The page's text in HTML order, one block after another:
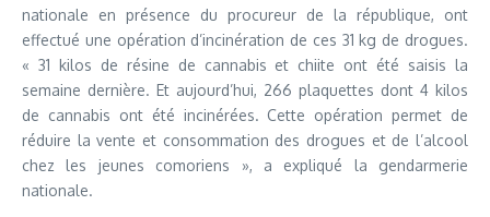
nationale en présence du procureur de la république, ont
effectué une opération d’incinération de ces 31 kg de drogues.
« 31 kilos de résine de cannabis et chiite ont été saisis la
semaine dernière. Et aujourd’hui, 266 plaquettes dont 4 kilos
de cannabis ont été incinérées. Cette opération permet de
réduire la vente et consommation des drogues et de l’alcool
chez les jeunes comoriens », a expliqué la gendarmerie
nationale.